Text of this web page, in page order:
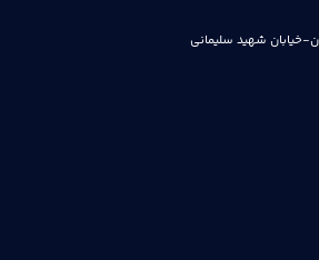
خیابان شهید سلیمانی